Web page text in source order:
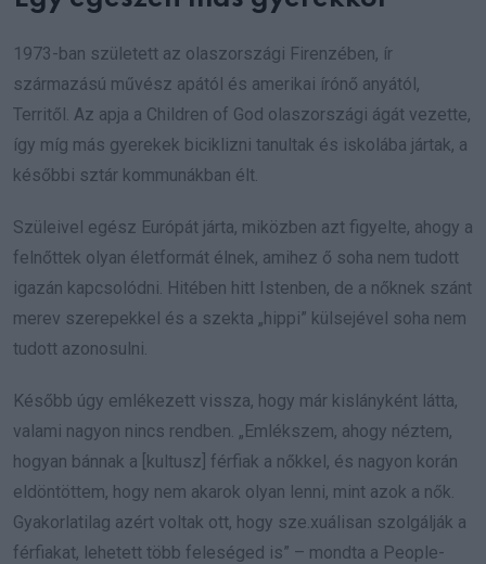
1973-ban született az olaszországi Firenzében, ír
származású művész apától és amerikai írónő anyától,
Territől. Az apja a Children of God olaszországi ágát vezette,
így míg más gyerekek biciklizni tanultak és iskolába jártak, a
későbbi sztár kommunákban élt.
Szüleivel egész Európát járta, miközben azt figyelte, ahogy a
felnőttek olyan életformát élnek, amihez ő soha nem tudott
igazán kapcsolódni. Hitében hitt Istenben, de a nőknek szánt
merev szerepekkel és a szekta „hippi” külsejével soha nem
tudott azonosulni.
Később úgy emlékezett vissza, hogy már kislányként látta,
valami nagyon nincs rendben. „Emlékszem, ahogy néztem,
hogyan bánnak a [kultusz] férfiak a nőkkel, és nagyon korán
eldöntöttem, hogy nem akarok olyan lenni, mint azok a nők.
Gyakorlatilag azért voltak ott, hogy sze.xuálisan szolgálják a
férfiakat, lehetett több feleséged is” – mondta a People-